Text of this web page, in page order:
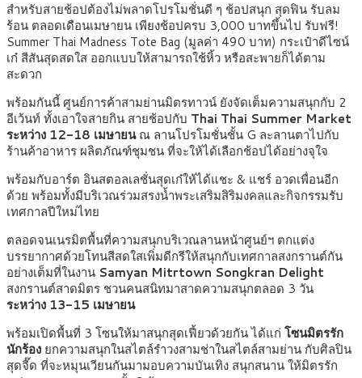
สำหรับสายช้อปต้องไม่พลาดโปรโมชั่นดี ๆ ช้อปสนุก สุดฟิน รับลม
ร้อน ตลอดเดือนเมษายน เพียงช้อปครบ 3,000 บาทขึ้นไป รับฟรี!
Summer Thai Madness Tote Bag (มูลค่า 490 บาท) กระเป๋าดีไซน์
เก๋ สีสันสุดสดใส ออกแบบให้สามารถใช้หิ้ว หรือสะพายก็ได้ตาม
สะดวก
พร้อมกันนี้ ศูนย์การค้าสามย่านมิตรทาวน์ ยังจัดเต็มความสนุกกับ 2
อีเว้นท์ ทั้งเอาใจสายกิน สายช้อปกับ Thai Thai Summer Market
ระหว่าง 12-18 เมษายนณ ลานโปรโมชั่นชั้น G ละลานตาไปกับ
ร้านค้าอาหาร ผลิตภัณฑ์ชุมชน ที่จะให้ได้เลือกช้อปได้อย่างจุใจ
พร้อมกับอาร์ต อินสตอลเลชั่นสุดเก๋ให้ได้แชะ & แชร์ อวดเพื่อนอีก
ด้วย พร้อมทั้งมีบริเวณร่วมสรงน้ำพระเสริมสิริมงคลและกิจกรรมรับ
เทศกาลปีใหม่ไทย
ตลอดจนเนรมิตพื้นที่ความสนุกบริเวณลานหน้าศูนย์ฯ ตกแต่ง
บรรยากาศด้วยโทนสีสดใสเพิ่มดีกรีให้สนุกกับเทศกาลสงกรานต์กัน
อย่างเต็มที่ในงาน Samyan Mitrtown Songkran Delight
สงกรานต์สาดมิตร ชวนคนสนิทมาสาดความสนุกตลอด 3 วัน
ระหว่าง 13-15 เมษายน
พร้อมเปิดพื้นที่ 3 โซนให้มาสนุกสุดเฟี้ยวด้วยกัน ได้แก่ โซนมิตรรัก
นักร้อง ยกความสนุกในสไตล์รำวงสามช่าในสไตล์สามย่าน กับศิลปิน
สุดจี๊ด ที่จะหมุนเวียนกันมามอบความบันเทิง สนุกสนาน ให้มิตรรัก